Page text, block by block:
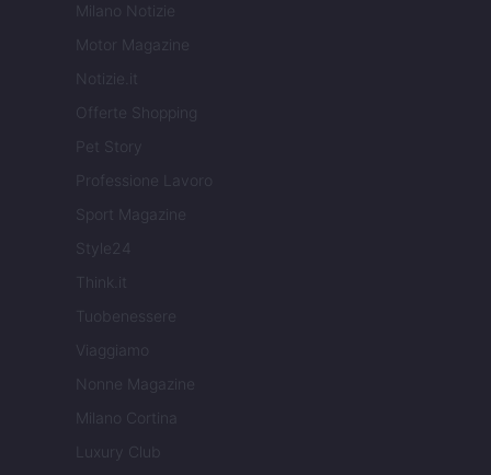
Milano Notizie
Motor Magazine
Notizie.it
Offerte Shopping
Pet Story
Professione Lavoro
Sport Magazine
Style24
Think.it
Tuobenessere
Viaggiamo
Nonne Magazine
Milano Cortina
Luxury Club